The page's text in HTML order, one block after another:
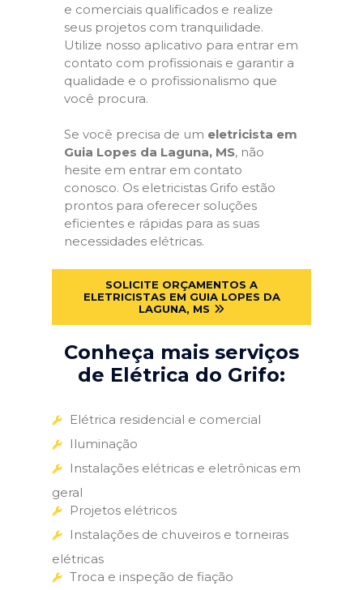
e comerciais qualificados e realize
seus projetos com tranquilidade.
Utilize nosso aplicativo para entrar em
contato com profissionais e garantir a
qualidade e o profissionalismo que
você procura.
Se você precisa de um eletricista em
Guia Lopes da Laguna, MS, não
hesite em entrar em contato
conosco. Os eletricistas Grifo estão
prontos para oferecer soluções
eficientes e rápidas para as suas
necessidades elétricas.
SOLICITE ORÇAMENTOS A
ELETRICISTAS EM GUIA LOPES DA
LAGUNA, MS
Conheça mais serviços
de Elétrica do Grifo:
Elétrica residencial e comercial
Iluminação
Instalações elétricas e eletrônicas em
geral
Projetos elétricos
Instalações de chuveiros e torneiras
elétricas
Troca e inspeção de fiação